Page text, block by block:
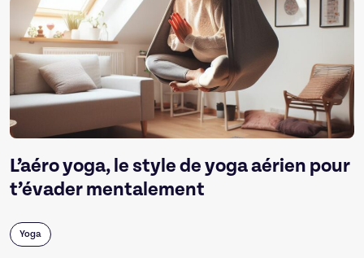
L’aéro yoga, le style de yoga aérien pour
t’évader mentalement
Yoga